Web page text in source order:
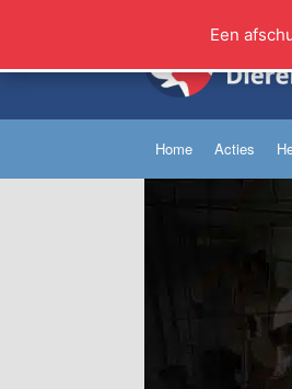
inhoud
Home Acties
Een